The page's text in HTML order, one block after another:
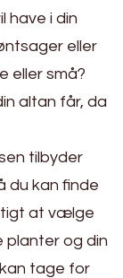
have i din
eller
eller små?
altan får, da
tilbyder
du kan finde
at vælge
planter og din
tage for